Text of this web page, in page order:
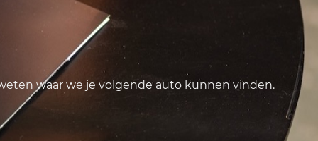
waar we je volgende auto kunnen vinden.